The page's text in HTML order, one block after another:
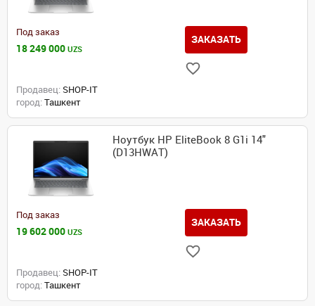
Под заказ
18 249 000 UZS
ЗАКАЗАТЬ
Продавец: SHOP-IT
город: Ташкент
Ноутбук HP EliteBook 8 G1i 14"
(D13HWAT)
Под заказ
19 602 000 UZS
ЗАКАЗАТЬ
Продавец: SHOP-IT
город: Ташкент